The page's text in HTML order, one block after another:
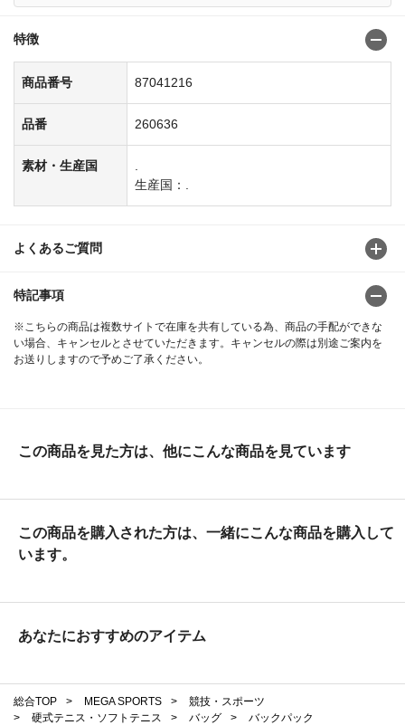
特徴
商品番号 87041216
品番 260636
素材・生産国
生産国：.
よくあるご質問
特記事項
※こちらの商品は複数サイトで在庫を共有している為、商品の手配ができな
い場合、キャンセルとさせていただきます。キャンセルの際は別途ご案内を
お送りしますので予めご了承ください。
この商品を見た方は、他にこんな商品を見ています
この商品を購入された方は、一緒にこんな商品を購入して
います。
あなたにおすすめのアイテム
総合TOP > MEGA SPORTS >
競技・スポーツ
>
硬式テニス・ソフトテニス > バッグ >
バックパック